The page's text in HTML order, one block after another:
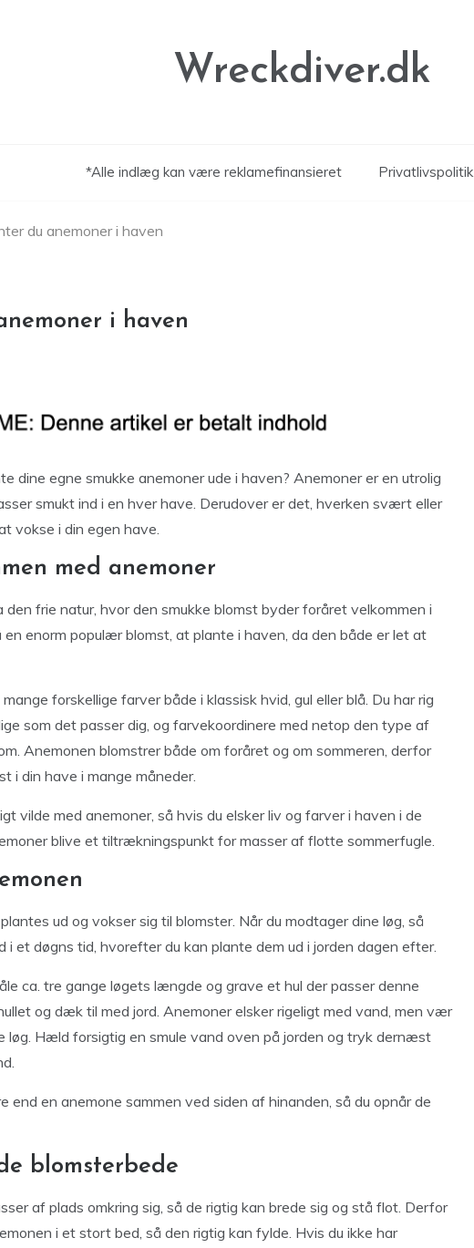
Wreckdiver.dk
*Alle indlæg kan være reklamefinansieret Privatlivspolitik
du anemoner i haven
i haven
dine egne smukke anemoner ude i haven? Anemoner er en utrolig
smukt ind i en hver have. Derudover er det, hverken svært eller
vokse i din egen have.
med anemoner
den frie natur, hvor den smukke blomst byder foråret velkommen i
enorm populær blomst, at plante i haven, da den både er let at
forskellige farver både i klassisk hvid, gul eller blå. Du har rig
som det passer dig, og farvekoordinere med netop den type af
Anemonen blomstrer både om foråret og om sommeren, derfor
i din have i mange måneder.
vilde med anemoner, så hvis du elsker liv og farver i haven i de
blive et tiltrækningspunkt for masser af flotte sommerfugle.
ud og vokser sig til blomster. Når du modtager dine løg, så
i et døgns tid, hvorefter du kan plante dem ud i jorden dagen efter.
ca. tre gange løgets længde og grave et hul der passer denne
og dæk til med jord. Anemoner elsker rigeligt med vand, men vær
løg. Hæld forsigtig en smule vand oven på jorden og tryk dernæst
end en anemone sammen ved siden af hinanden, så du opnår de
blomsterbede
af plads omkring sig, så de rigtig kan brede sig og stå flot. Derfor
i et stort bed, så den rigtig kan fylde. Hvis du ikke har